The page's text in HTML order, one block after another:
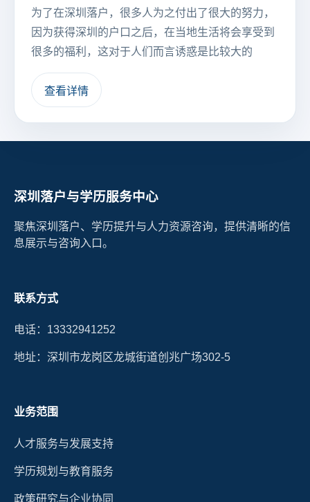
为了在深圳落户，很多人为之付出了很大的努力，
因为获得深圳的户口之后，在当地生活将会享受到
很多的福利，这对于人们而言诱惑是比较大的
查看详情
深圳落户与学历服务中心
聚焦深圳落户、学历提升与人力资源咨询，提供清晰的信
息展示与咨询入口。
联系方式
电话：13332941252
地址：深圳市龙岗区龙城街道创兆广场302-5
业务范围
人才服务与发展支持
学历规划与教育服务
政策研究与企业协同